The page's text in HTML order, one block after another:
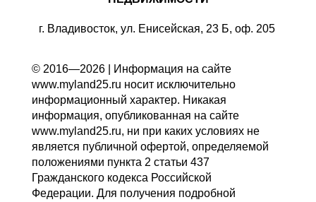
г. Владивосток, ул. Енисейская, 23 Б, оф. 205
© 2016—2026 | Информация на сайте
www.myland25.ru носит исключительно
информационный характер. Никакая
информация, опубликованная на сайте
www.myland25.ru, ни при каких условиях не
является публичной офертой, определяемой
положениями пункта 2 статьи 437
Гражданского кодекса Российской
Федерации. Для получения подробной